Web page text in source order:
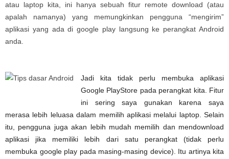
atau laptop kita, ini hanya sebuah fitur remote download (atau
apalah namanya) yang memungkinkan pengguna “mengirim”
aplikasi yang ada di google play langsung ke perangkat Android
anda.
Jadi kita tidak perlu membuka aplikasi
Google PlayStore pada perangkat kita. Fitur
ini sering saya gunakan karena saya
merasa lebih leluasa dalam memilih aplikasi melalui laptop. Selain
itu, pengguna juga akan lebih mudah memilih dan mendownload
aplikasi jika memiliki lebih dari satu perangkat (tidak perlu
membuka google play pada masing-masing device). Itu artinya kita